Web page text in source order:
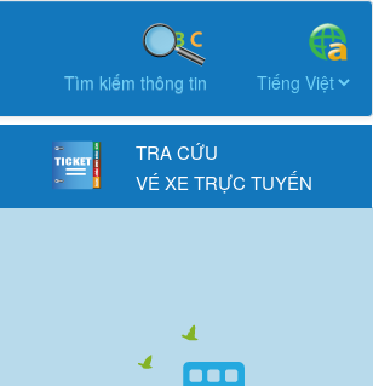
Tìm kiếm thông tin
TRA CỨU
VÉ XE TRỰC TUYẾN